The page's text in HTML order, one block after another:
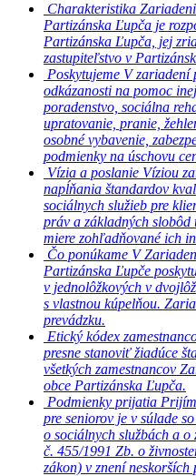
Charakteristika
Partizánska Ľupča je
Partizánska Ľupča, jej
zastupiteľstvo v
Poskytujeme V zariadení
odkázanosti na pomoc
poradenstvo, sociálna
upratovanie, pranie,
osobné vybavenie,
podmienky na úschovu
Vízia a poslanie Víziou
napĺňania štandardov
sociálnych služieb pre
práv a základných
miere zohľadňované ich
Čo ponúkame V
Partizánska Ľupče
v jednolôžkových v
s vlastnou kúpelňou.
prevádzku.
Etický kódex
presne stanoviť žiadúce
všetkých zamestnancov
obce Partizánska Ľupča.
Podmienky prijatia
pre seniorov je v súlade
o sociálnych službách a o
č. 455/1991 Zb. o
zákon) v znení neskorších